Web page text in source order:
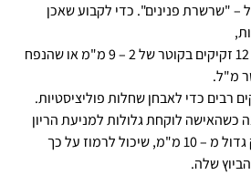
– "שרשרת פנינים". כדי לקבוע שאכן
צריך שיהיו בשחלה לפחות 12 זקיקים בקוטר של 2 – 9 מ"מ או שהנפח
מ"ל.
רבים כדי לאבחן שחלות פוליציסטיות.
לוקחת גלולות למניעת הריון
או במידה ויש בשחלה זקיק גדול מ – 10 מ"מ, שיכול לרמוז על כך
שלה.